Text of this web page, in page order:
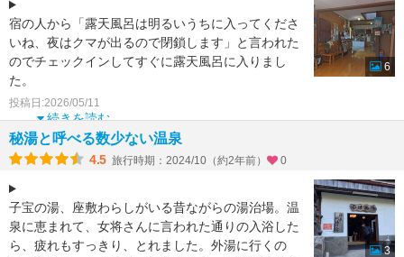
宿の人から「露天風呂は明るいうちに入ってくださ
いね、夜はクマが出るので閉鎖します」と言われた
のでチェックインしてすぐに露天風呂に入りまし
た。
源泉・秘湯の宿とあって野性味溢れる露天風呂で
す。
川原
続きを読む
投稿日:2026/05/11
6
秘湯と呼べる数少ない温泉
4.5 旅行時期：2024/10（約2年前） 0
子宝の湯、座敷わらしがいる昔ながらの湯治場。温
泉に恵まれて、女将さんに言われた通りの入浴した
ら、疲れもすっきり、とれました。外湯に行くの
3